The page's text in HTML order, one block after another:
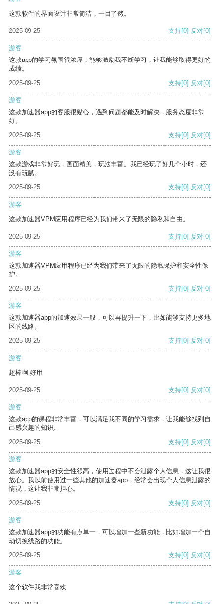
这款软件的界面设计非常简洁，一目了然。
2025-09-25 支持[0] 反对[0]
游客
这款app的学习氛围很浓厚，能够激励我不断学习，让我能够取得更好的
成绩。
2025-09-25
支持[0] 反对[0]
游客
这款加速器app的客服很贴心，遇到问题都能及时解决，服务态度非常
好。
2025-09-25
支持[0] 反对[0]
游客
这款游戏非常好玩，画面精美，玩法丰富。我已经玩了好几个小时，还
没有玩腻。
2025-09-25
支持[0] 反对[0]
游客
这款加速器VPM应用程序已经为我们带来了无限的隐私和自由。
2025-09-25 支持[0] 反对[0]
游客
这款加速器VPM应用程序已经为我们带来了无限的隐私保护和安全性保
护。
2025-09-25
支持[0] 反对[0]
游客
这款加速器app的加速效果一般，可以再提升一下，比如能够支持更多地
区的线路。
2025-09-25
支持[0] 反对[0]
游客
超棒啊 好用
2025-09-25 支持[0] 反对[0]
游客
这款app的课程非常丰富，可以满足我不同的学习需求，让我能够找到自
己感兴趣的知识。
2025-09-25
支持[0] 反对[0]
游客
这款加速器app的安全性很高，使用过程中不会泄露个人信息，这让我很
放心。我以前使用过一些其他的加速器app，经常会出现个人信息泄露的
情况，这让我非常担心。
2025-09-25
支持[0] 反对[0]
游客
这款加速器app的功能有点单一，可以增加一些新功能，比如增加一个自
动切换线路的功能。
2025-09-25
支持[0] 反对[0]
游客
这个软件我非常喜欢